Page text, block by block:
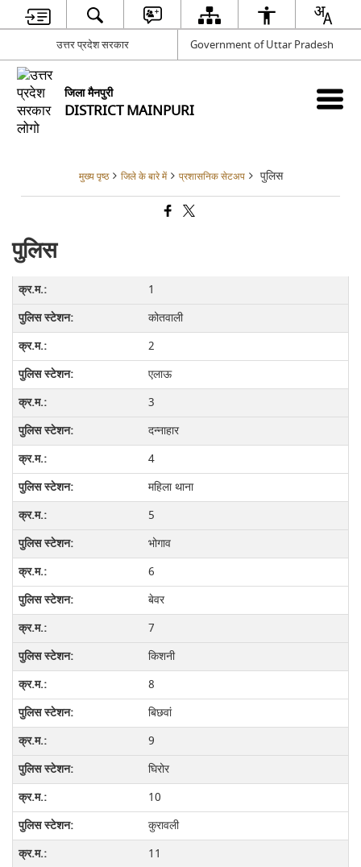
उत्तर प्रदेश सरकार Government of Uttar Pradesh
जिला मैनपुरी
DISTRICT MAINPURI
मुख्य पृष्ठ जिले के बारे में प्रशासनिक सेटअप पुलिस
पुलिस
1
कोतवाली
2
एलाऊ
3
दन्नाहार
4
महिला थाना
5
भोगाव
6
बेवर
7
किशनी
8
बिछवां
9
घिरोर
10
कुरावली
11